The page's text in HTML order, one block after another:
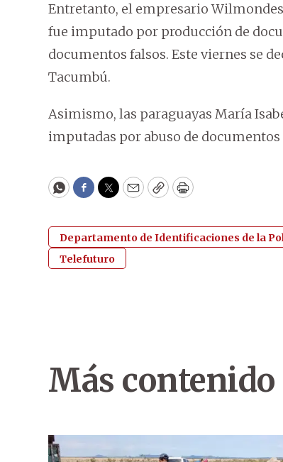
Entretanto, el empresario
fue imputado por producción de
documentos falsos. Este viernes se
Tacumbú.
Asimismo, las paraguayas María
imputadas por abuso de
WhatsApp
Facebook
Twitter
EmailCopyPrint
Departamento de Identificaciones de la
Telefuturo
Más contenido